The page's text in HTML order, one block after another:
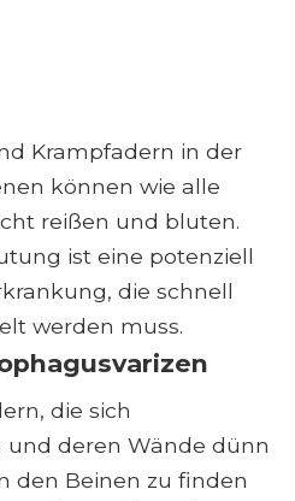
Krampfadern in der
können wie alle
reißen und bluten.
ist eine potenziell
die schnell
werden muss.
die sich
deren Wände dünn
den Beinen zu finden